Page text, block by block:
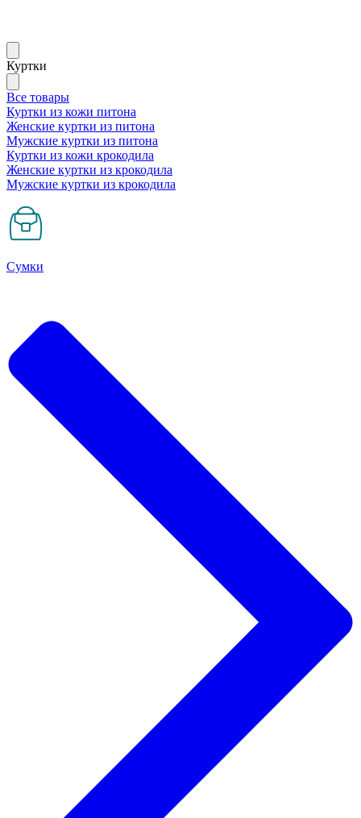
Куртки
Все товары
Куртки из кожи питона
Женские куртки из питона
Мужские куртки из питона
Куртки из кожи крокодила
Женские куртки из крокодила
Мужские куртки из крокодила
Сумки